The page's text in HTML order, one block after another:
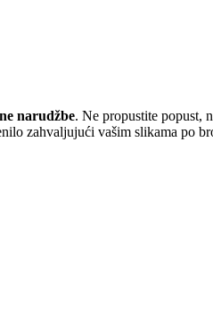
narudžbe. Ne propustite popust,
zahvaljujući vašim slikama po